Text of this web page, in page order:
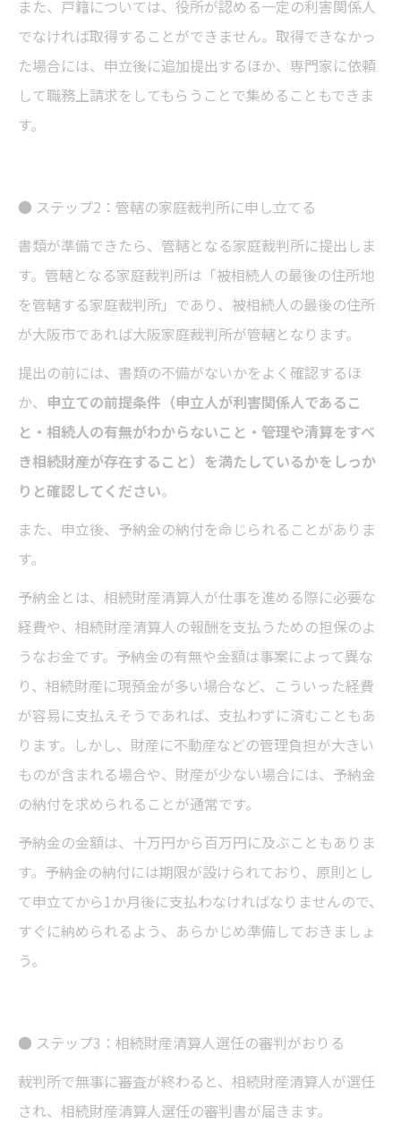
また、戸籍については、役所が認める一定の利害関係人
でなければ取得することができません。取得できなかっ
た場合には、申立後に追加提出するほか、専門家に依頼
して職務上請求をしてもらうことで集めることもできま
す。
● ステップ2：管轄の家庭裁判所に申し立てる
書類が準備できたら、管轄となる家庭裁判所に提出しま
す。管轄となる家庭裁判所は「被相続人の最後の住所地
を管轄する家庭裁判所」であり、被相続人の最後の住所
が大阪市であれば大阪家庭裁判所が管轄となります。
提出の前には、書類の不備がないかをよく確認するほ
か、 申立ての前提条件（申立人が利害関係人であるこ
と・相続人の有無がわからないこと・管理や清算をすべ
き相続財産が存在すること）を満たしているかをしっか
りと確認してください。
また、申立後、予納金の納付を命じられることがありま
す。
予納金とは、相続財産清算人が仕事を進める際に必要な
経費や、相続財産清算人の報酬を支払うための担保のよ
うなお金です。予納金の有無や金額は事案によって異な
り、相続財産に現預金が多い場合など、こういった経費
が容易に支払えそうであれば、支払わずに済むこともあ
ります。しかし、財産に不動産などの管理負担が大きい
ものが含まれる場合や、財産が少ない場合には、予納金
の納付を求められることが通常です。
予納金の金額は、十万円から百万円に及ぶこともありま
す。予納金の納付には期限が設けられており、原則とし
て申立てから1か月後に支払わなければなりませんので、
すぐに納められるよう、あらかじめ準備しておきましょ
う。
● ステップ3：相続財産清算人選任の審判がおりる
裁判所で無事に審査が終わると、相続財産清算人が選任
され、相続財産清算人選任の審判書が届きます。